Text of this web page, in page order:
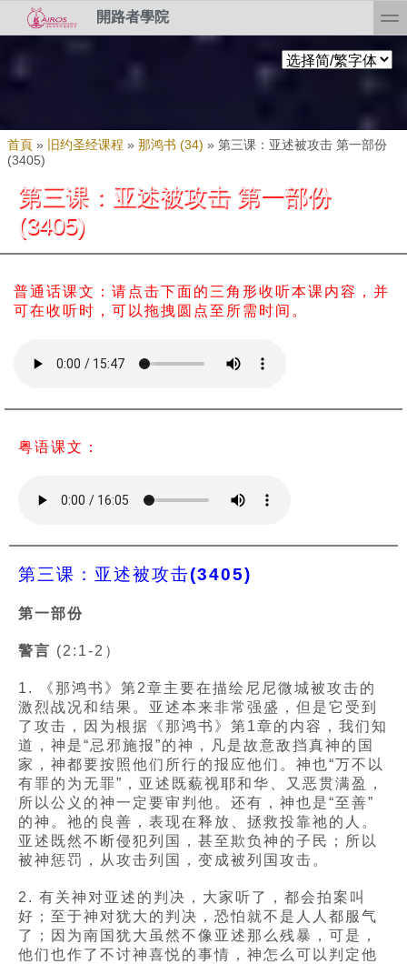
移至主內容
Skip to search
開路者學院
您在這裡
首頁 » 旧约圣经课程 »那鸿书 (34) »第三课：亚述被攻击 第一部份
(3405)
第三课：亚述被攻击 第一部份
(3405)
普通话课文：请点击下面的三角形收听本课内容，并
可在收听时，可以拖拽圆点至所需时间。
粤语课文：
第三课：亚述被攻击(3405)
第一部份
警言 (2:1-2）
1. 《那鸿书》第2章主要在描绘尼尼微城被攻击的
激烈战况和结果。亚述本来非常强盛，但是它受到
了攻击，因为根据《那鸿书》第1章的内容，我们知
道，神是“忌邪施报”的神，凡是故意敌挡真神的国
家，神都要按照他们所行的报应他们。神也“万不以
有罪的为无罪”，亚述既藐视耶和华、又恶贯满盈，
所以公义的神一定要审判他。还有，神也是“至善”
的神。祂的良善，表现在释放、拯救投靠祂的人。
亚述既然不断侵犯列国，甚至欺负神的子民；所以
被神惩罚，从攻击列国，变成被列国攻击。
2. 有关神对亚述的判决，大家听了，都会拍案叫
好；至于神对犹大的判决，恐怕就不是人人都服气
了；因为南国犹大虽然不像亚述那么残暴，可是，
他们也作了不讨神喜悦的事情，神怎么可以判定他